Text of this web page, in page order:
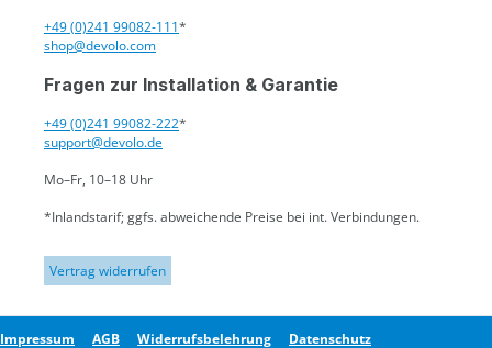
+49 (0)241 99082-111*
shop@devolo.com
Fragen zur Installation & Garantie
+49 (0)241 99082-222*
support@devolo.de
Mo–Fr, 10–18 Uhr
*Inlandstarif; ggfs. abweichende Preise bei int. Verbindungen.
Vertrag widerrufen
Impressum AGB Widerrufsbelehrung Datenschutz